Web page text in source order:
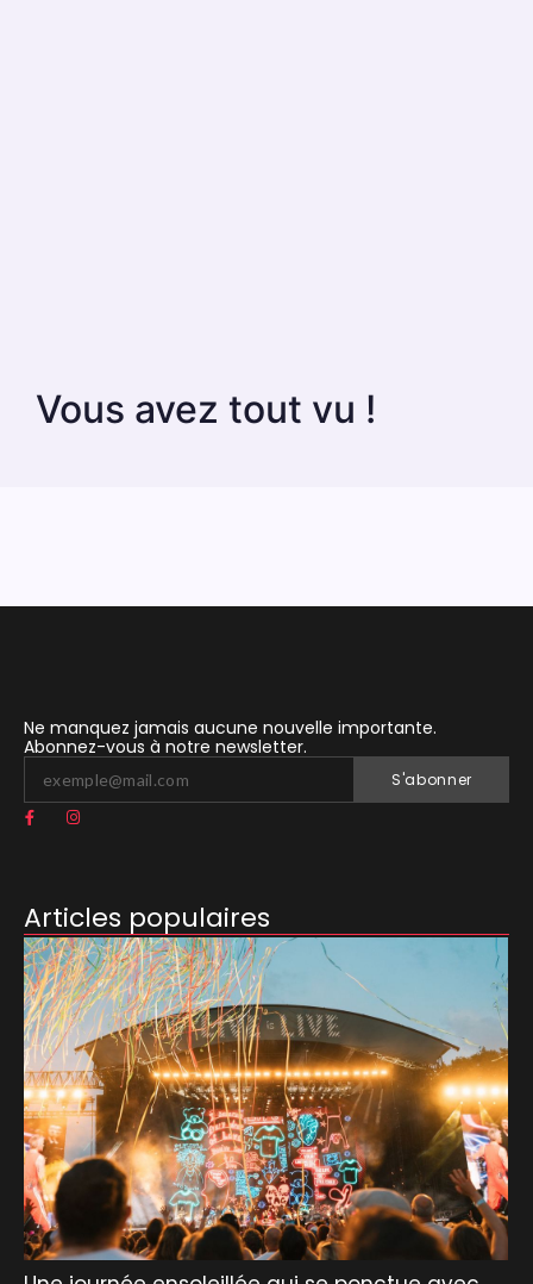
Vous avez tout vu !
Ne manquez jamais aucune nouvelle importante.
Abonnez-vous à notre newsletter.
S'abonner
Articles populaires